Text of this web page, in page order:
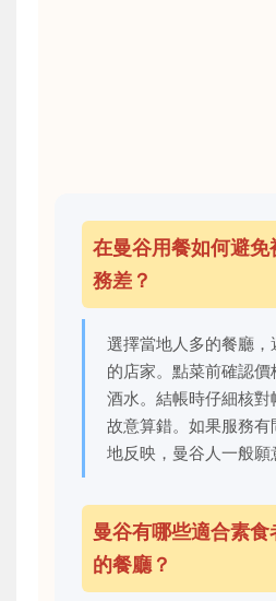
在曼谷用餐如何避免
務差？
選擇當地人多的餐廳
的店家。點菜前確認
酒水。結帳時仔細核
故意算錯。如果服務
地反映，曼谷人一般願
曼谷有哪些適合素
的餐廳？